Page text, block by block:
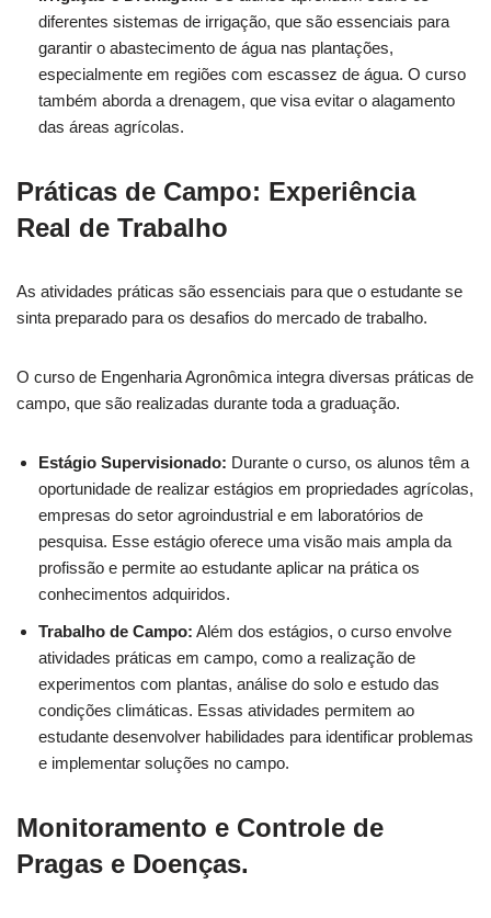
diferentes sistemas de irrigação, que são essenciais para
garantir o abastecimento de água nas plantações,
especialmente em regiões com escassez de água. O curso
também aborda a drenagem, que visa evitar o alagamento
das áreas agrícolas.
Práticas de Campo: Experiência
Real de Trabalho
As atividades práticas são essenciais para que o estudante se
sinta preparado para os desafios do mercado de trabalho.
O curso de Engenharia Agronômica integra diversas práticas de
campo, que são realizadas durante toda a graduação.
Estágio Supervisionado: Durante o curso, os alunos têm a
oportunidade de realizar estágios em propriedades agrícolas,
empresas do setor agroindustrial e em laboratórios de
pesquisa. Esse estágio oferece uma visão mais ampla da
profissão e permite ao estudante aplicar na prática os
conhecimentos adquiridos.
Trabalho de Campo: Além dos estágios, o curso envolve
atividades práticas em campo, como a realização de
experimentos com plantas, análise do solo e estudo das
condições climáticas. Essas atividades permitem ao
estudante desenvolver habilidades para identificar problemas
e implementar soluções no campo.
Monitoramento e Controle de
Pragas e Doenças.